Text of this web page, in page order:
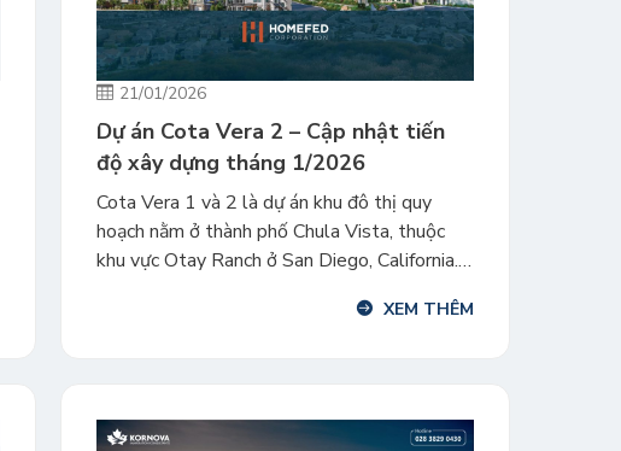
21/01/2026
Dự án Cota Vera 2 – Cập nhật tiến
độ xây dựng tháng 1/2026
Cota Vera 1 và 2 là dự án khu đô thị quy
hoạch nằm ở thành phố Chula Vista, thuộc
khu vực Otay Ranch ở San Diego, California.
những cộng đồng quy hoạch dân cư lớn và
XEM THÊM